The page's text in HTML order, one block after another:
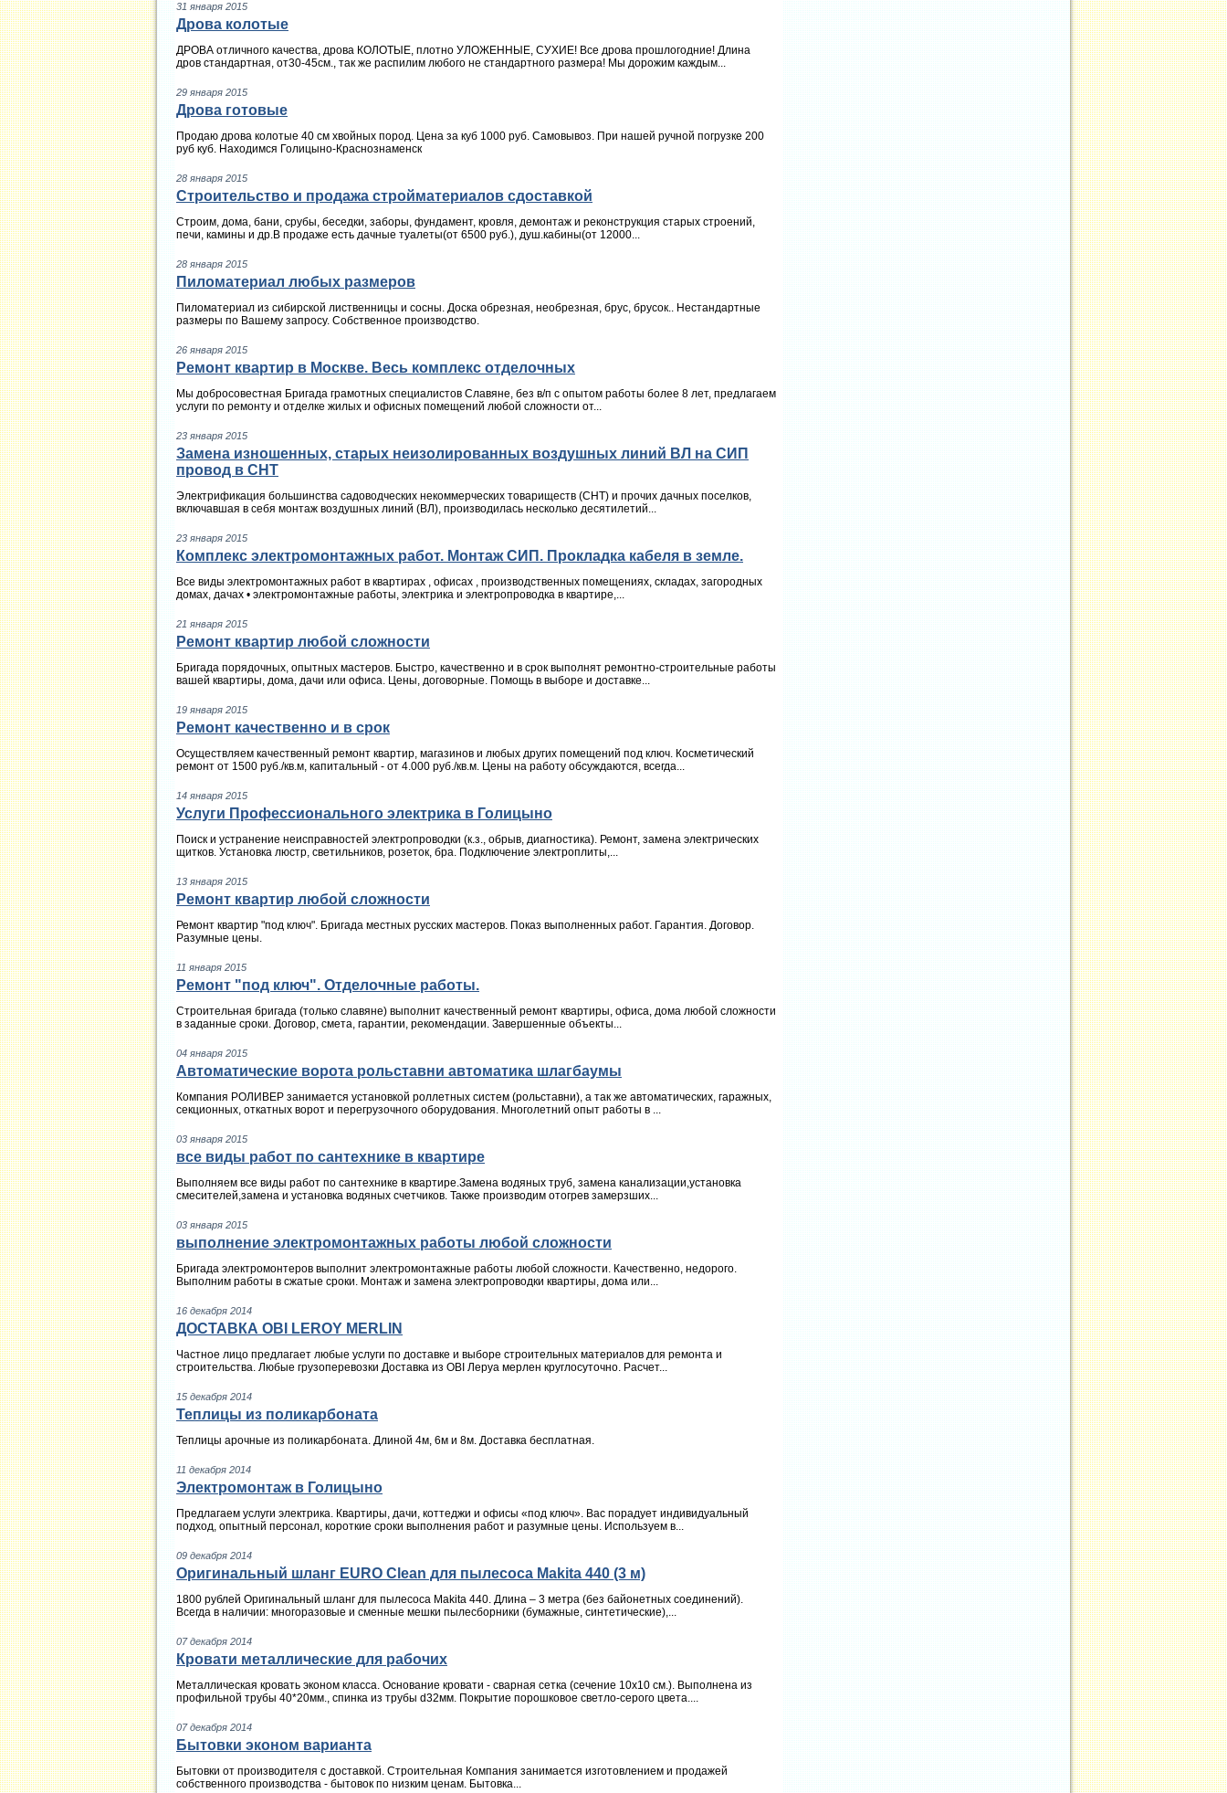
31 января 2015
Дрова колотые
ДРОВА отличного качества, дрова КОЛОТЫЕ, плотно УЛОЖЕННЫЕ, СУХИЕ! Все дрова прошлогодние! Длина
дров стандартная, от30-45см., так же распилим любого не стандартного размера! Мы дорожим каждым...
29 января 2015
Дрова готовые
Продаю дрова колотые 40 см хвойных пород. Цена за куб 1000 руб. Самовывоз. При нашей ручной погрузке 200
руб куб. Находимся Голицыно-Краснознаменск
28 января 2015
Строительство и продажа стройматериалов сдоставкой
Строим, дома, бани, срубы, беседки, заборы, фундамент, кровля, демонтаж и реконструкция старых строений,
печи, камины и др.В продаже есть дачные туалеты(от 6500 руб.), душ.кабины(от 12000...
28 января 2015
Пиломатериал любых размеров
Пиломатериал из сибирской лиственницы и сосны. Доска обрезная, необрезная, брус, брусок.. Нестандартные
размеры по Вашему запросу. Собственное производство.
26 января 2015
Ремонт квартир в Москве. Весь комплекс отделочных
Мы добросовестная Бригада грамотных специалистов Славяне, без в/п с опытом работы более 8 лет, предлагаем
услуги по ремонту и отделке жилых и офисных помещений любой сложности от...
23 января 2015
Замена изношенных, старых неизолированных воздушных линий ВЛ на СИП
провод в СНТ
Электрификация большинства садоводческих некоммерческих товариществ (СНТ) и прочих дачных поселков,
включавшая в себя монтаж воздушных линий (ВЛ), производилась несколько десятилетий...
23 января 2015
Комплекс электромонтажных работ. Монтаж СИП. Прокладка кабеля в земле.
Все виды электромонтажных работ в квартирах , офисах , производственных помещениях, складах, загородных
домах, дачах • электромонтажные работы, электрика и электропроводка в квартире,...
21 января 2015
Ремонт квартир любой сложности
Бригада порядочных, опытных мастеров. Быстро, качественно и в срок выполнят ремонтно-строительные работы
вашей квартиры, дома, дачи или офиса. Цены, договорные. Помощь в выборе и доставке...
19 января 2015
Ремонт качественно и в срок
Осуществляем качественный ремонт квартир, магазинов и любых других помещений под ключ. Косметический
ремонт от 1500 руб./кв.м, капитальный - от 4.000 руб./кв.м. Цены на работу обсуждаются, всегда...
14 января 2015
Услуги Профессионального электрика в Голицыно
Поиск и устранение неисправностей электропроводки (к.з., обрыв, диагностика). Ремонт, замена электрических
щитков. Установка люстр, светильников, розеток, бра. Подключение электроплиты,...
13 января 2015
Ремонт квартир любой сложности
Ремонт квартир "под ключ". Бригада местных русских мастеров. Показ выполненных работ. Гарантия. Договор.
Разумные цены.
11 января 2015
Ремонт "под ключ". Отделочные работы.
Строительная бригада (только славяне) выполнит качественный ремонт квартиры, офиса, дома любой сложности
в заданные сроки. Договор, смета, гарантии, рекомендации. Завершенные объекты...
04 января 2015
Автоматические ворота рольставни автоматика шлагбаумы
Компания РОЛИВЕР занимается установкой роллетных систем (рольставни), а так же автоматических, гаражных,
секционных, откатных ворот и перегрузочного оборудования. Многолетний опыт работы в ...
03 января 2015
все виды работ по сантехнике в квартире
Выполняем все виды работ по сантехнике в квартире.Замена водяных труб, замена канализации,установка
смесителей,замена и установка водяных счетчиков. Также производим отогрев замерзших...
03 января 2015
выполнение электромонтажных работы любой сложности
Бригада электромонтеров выполнит электромонтажные работы любой сложности. Качественно, недорого.
Выполним работы в сжатые сроки. Монтаж и замена электропроводки квартиры, дома или...
16 декабря 2014
ДОСТАВКА OBI LEROY MERLIN
Частное лицо предлагает любые услуги по доставке и выборе строительных материалов для ремонта и
строительства. Любые грузоперевозки Доставка из OBI Леруа мерлен круглосуточно. Расчет...
15 декабря 2014
Теплицы из поликарбоната
Теплицы арочные из поликарбоната. Длиной 4м, 6м и 8м. Доставка бесплатная.
11 декабря 2014
Электромонтаж в Голицыно
Предлагаем услуги электрика. Квартиры, дачи, коттеджи и офисы «под ключ». Вас порадует индивидуальный
подход, опытный персонал, короткие сроки выполнения работ и разумные цены. Используем в...
09 декабря 2014
Оригинальный шланг EURO Clean для пылесоса Makita 440 (3 м)
1800 рублей Оригинальный шланг для пылесоса Makita 440. Длина – 3 метра (без байонетных соединений).
Всегда в наличии: многоразовые и сменные мешки пылесборники (бумажные, синтетические),...
07 декабря 2014
Кровати металлические для рабочих
Металлическая кровать эконом класса. Основание кровати - сварная сетка (сечение 10х10 см.). Выполнена из
профильной трубы 40*20мм., спинка из трубы d32мм. Покрытие порошковое светло-серого цвета....
07 декабря 2014
Бытовки эконом варианта
Бытовки от производителя с доставкой. Строительная Компания занимается изготовлением и продажей
собственного производства - бытовок по низким ценам. Бытовка...